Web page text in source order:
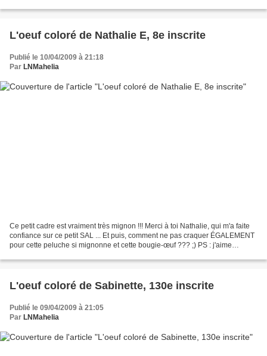
L'oeuf coloré de Nathalie E, 8e inscrite
Publié le 10/04/2009 à 21:18
Par LNMahelia
Ce petit cadre est vraiment très mignon !!! Merci à toi Nathalie, qui m'a faite
confiance sur ce petit SAL ... Et puis, comment ne pas craquer ÉGALEMENT
pour cette peluche si mignonne et cette bougie-œuf ??? ;) PS : j'aime
L'oeuf coloré de Sabinette, 130e inscrite
Publié le 09/04/2009 à 21:05
Par LNMahelia